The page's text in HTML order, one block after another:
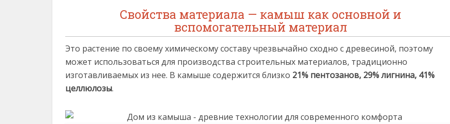
Свойства материала — камыш как основной и
вспомогательный материал
Это растение по своему химическому составу чрезвычайно сходно с древесиной, поэтому
может использоваться для производства строительных материалов, традиционно
изготавливаемых из нее. В камыше содержится близко 21% пентозанов, 29% лигнина, 41%
целлюлозы.